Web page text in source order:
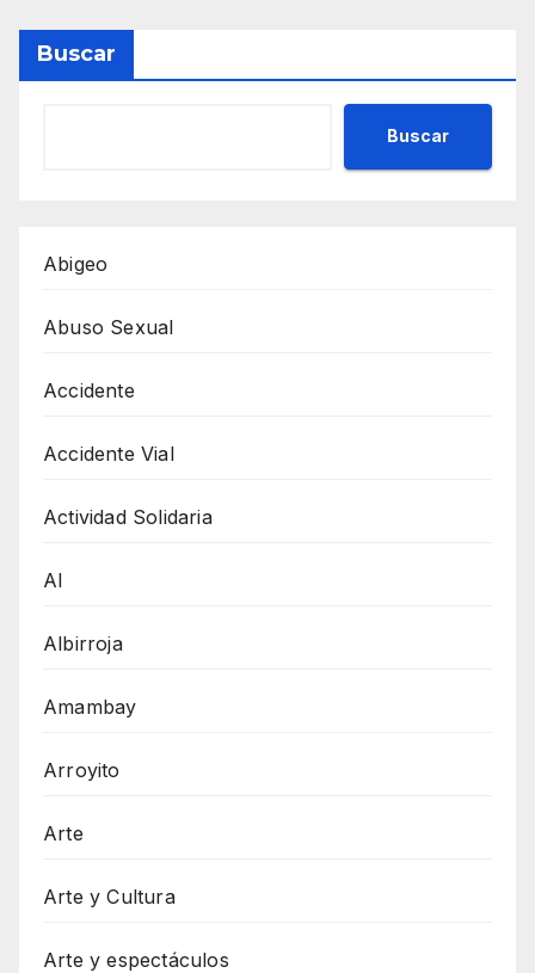
Buscar
Buscar
Abigeo
Abuso Sexual
Accidente
Accidente Vial
Actividad Solidaria
AI
Albirroja
Amambay
Arroyito
Arte
Arte y Cultura
Arte y espectáculos